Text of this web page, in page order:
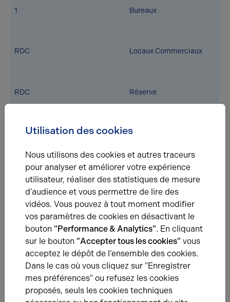
1 Bureaux
RDC Locaux Commerciaux
RDC Réserve
RDC Locaux sociaux
RDC Locaux techniques
S;Sol Réserve
Total Cellule Locaux Commerciaux
Total /
Utilisation des cookies
Nous utilisons des cookies et autres traceurs
pour analyser et améliorer votre expérience
utilisateur, réaliser des statistiques de mesure
d’audience et vous permettre de lire des
vidéos. Vous pouvez à tout moment modifier
vos paramètres de cookies en désactivant le
bouton "Performance & Analytics". En cliquant
sur le bouton "Accepter tous les cookies" vous
acceptez le dépôt de l’ensemble des cookies.
Dans le cas où vous cliquez sur "Enregistrer
mes préférences" ou refusez les cookies
proposés, seuls les cookies techniques